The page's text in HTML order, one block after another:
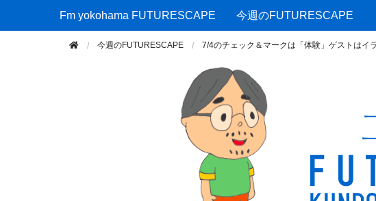
Fm yokohama FUTURESCAPE
Fm yokohama FUTURESCAPE 今週のFUTURESCAPE
今週のFUTURESCAPE 7/4のチェック＆マークは「体験」ゲストはイ